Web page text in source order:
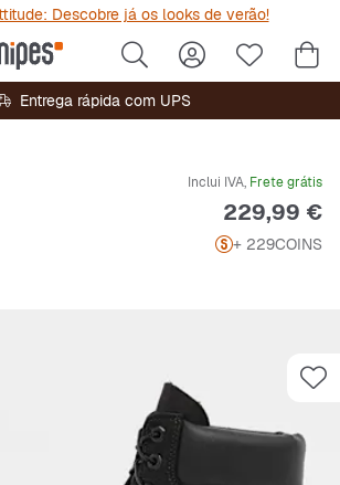
Descobre já os looks de verão!
Entrega rápida com UPS
Inclui IVA, Frete grátis
Preço
229,99 €
+ 229COINS